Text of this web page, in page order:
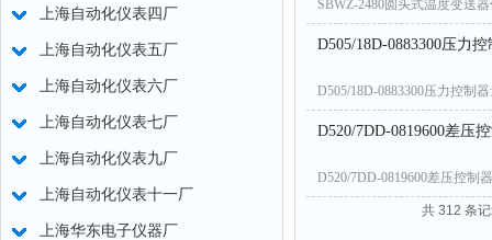
上海自动化仪表四厂
上海自动化仪表五厂
上海自动化仪表六厂
上海自动化仪表七厂
上海自动化仪表九厂
上海自动化仪表十一厂
上海华东电子仪器厂
SBWZ-2480圆头式温度变送
D505/18D-0883300压力
D505/18D-0883300压力控制
D520/7DD-0819600差压
D520/7DD-0819600差压控制
共 312 条